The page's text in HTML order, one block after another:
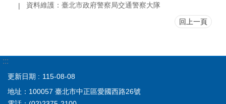
資料維護：臺北市政府警察局交通警察大隊
回上一頁
:::
更新日期
115-08-08
地址：100057 臺北市中正區愛國西路26號